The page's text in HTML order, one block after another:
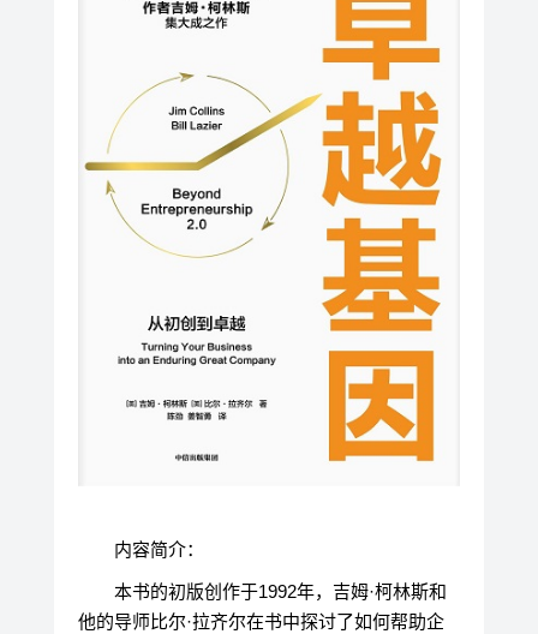
内容简介：
本书的初版创作于1992年，吉姆·柯林斯和
他的导师比尔·拉齐尔在书中探讨了如何帮助企